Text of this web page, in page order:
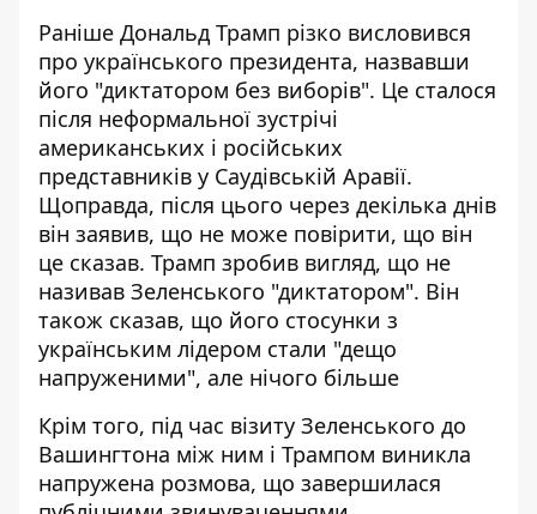
Раніше Дональд Трамп різко висловився
про українського президента, назвавши
його "диктатором без виборів". Це сталося
після неформальної зустрічі
американських і російських
представників у Саудівській Аравії.
Щоправда, після цього через декілька днів
він заявив, що не може повірити, що він
це сказав. Трамп зробив вигляд, що не
називав Зеленського "диктатором". Він
також сказав, що його стосунки з
українським лідером стали "дещо
напруженими", але нічого більше
Крім того, під час візиту Зеленського до
Вашингтона між ним і Трампом виникла
напружена розмова, що завершилася